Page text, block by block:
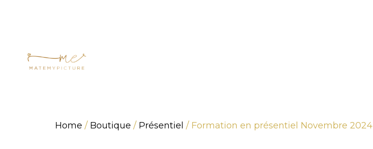
Home / Boutique / Présentiel / Formation en présentiel Novembre 2024